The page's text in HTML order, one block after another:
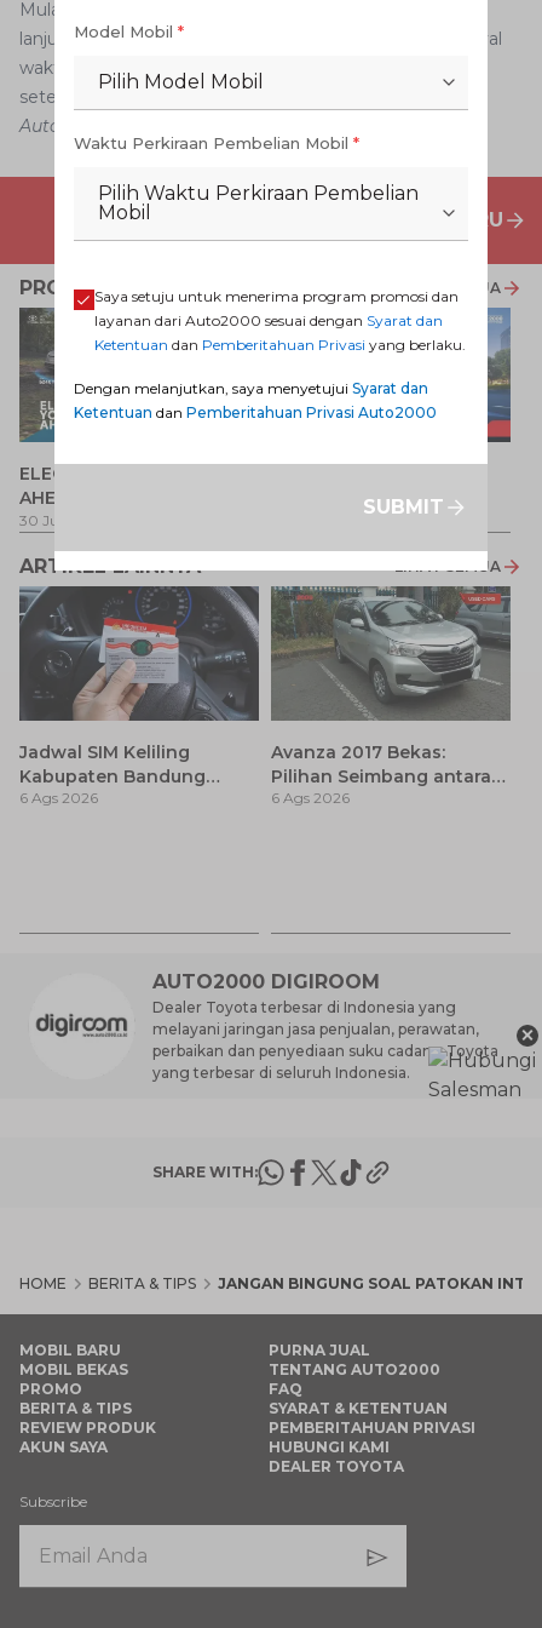
Mulai dari servis 1.000 km pertama atau satu bulan, lalu
lanjut ke tiap kelipatan 10.000 km berikutnya dan interval
waktu antara enam bulan, 12 bulan, 18 bulan, dan
seterusnya.
Auto2000
PENAWARAN MOBIL BARU
PROMO TERKAIT LIHAT SEMUA
ELECTRIFY YOUR PATH
AHEAD
30 Jul 2026
ARTIKEL LAINNYA LIHAT SEMUA
Jadwal SIM Keliling
Kabupaten Bandung
Terbaru 2026 dan
6 Ags 2026
Avanza 2017 Bekas:
Pilihan Seimbang antara
Harga dan Fitur Modern
6 Ags 2026
AUTO2000 DIGIROOM
Dealer Toyota terbesar di Indonesia yang
melayani jaringan jasa penjualan, perawatan,
perbaikan dan penyediaan suku cadang Toyota
yang terbesar di seluruh Indonesia.
SHARE WITH:
HOME BERITA & TIPS JANGAN BINGUNG SOAL PATOKAN
×
MOBIL BARU
MOBIL BEKAS
PROMO
BERITA & TIPS
REVIEW PRODUK
AKUN SAYA
PURNA JUAL
TENTANG AUTO2000
FAQ
SYARAT & KETENTUAN
PEMBERITAHUAN PRIVASI
HUBUNGI KAMI
DEALER TOYOTA
Subscribe
Model Mobil *
Pilih Model Mobil
Waktu Perkiraan Pembelian Mobil *
Pilih Waktu Perkiraan Pembelian
Mobil
Saya setuju untuk menerima program promosi dan
layanan dari Auto2000 sesuai dengan Syarat dan
Ketentuan dan Pemberitahuan Privasi yang berlaku.
Dengan melanjutkan, saya menyetujui Syarat dan
Ketentuan dan Pemberitahuan Privasi Auto2000
SUBMIT